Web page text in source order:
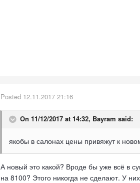
Posted 12.11.2017 21:16
On 11/12/2017 at 14:32, Bayram said:
якобы в салонах цены привяжут к
А новый это какой? Вроде бы уже всё в
на 8100? Этого никогда не сделают. У